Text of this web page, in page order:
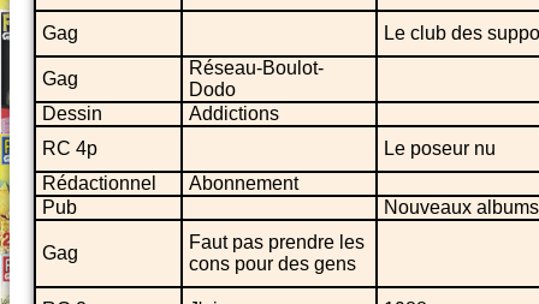
Gag Le club des
Gag
Réseau-Boulot-
Dodo
Dessin
Addictions
RC 4p
Le poseur nu
Rédactionnel
Abonnement
Pub
Nouveaux albums
Gag
Faut pas prendre les
cons pour des gens